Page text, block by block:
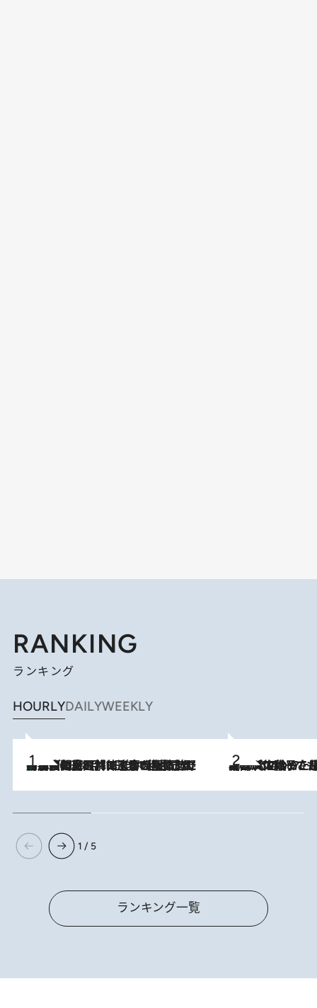
RANKING
ランキング
HOURLYDAILYWEEKLY
2026.8.8
「最後に見られてよかった」上野動物園の東園パンダ舎が解体前に特別公開。8月16日まで延長されたパネル展と共に辿る“半世紀”のパンダ飼育《解体工事の図面あり》 2026.8.5
【阿川佐和子さんの年とる力】なぜ70代で始めた趣味は“こんなに楽しい”のか？ ピアノ、俳句…スランプに陥っても続けられる“ある秘訣”とは
1 / 5
ランキング一覧